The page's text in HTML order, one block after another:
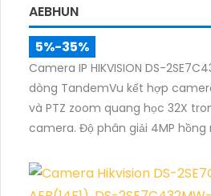
AEBHUN
5%-35%
Camera IP HIKVISION DS-
dòng TandemVu kết hợp
và PTZ zoom quang học 32X
camera. Độ phân giải 4MP
giúp giám sát khu vực rộng với
ngày và đêm.